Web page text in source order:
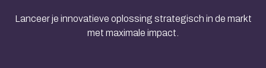
Lanceer je innovatieve oplossing strategisch in de markt
met maximale impact.